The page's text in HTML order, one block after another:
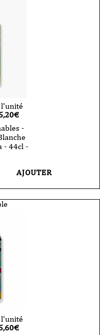
l'unité
€
-
- 44cl -
AJOUTER
l'unité
€